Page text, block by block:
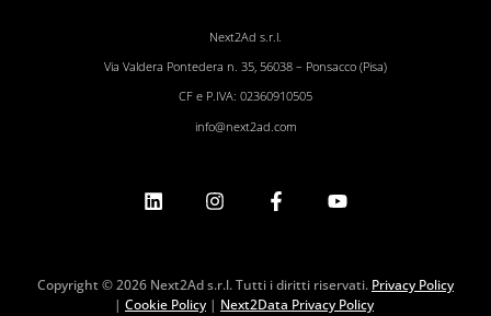
Next2Ad s.r.l.
Via Valdera Pontedera n. 35, 56038 – Ponsacco (Pisa)
CF e P.IVA: 02360910505
info@next2ad.com
Copyright © 2026 Next2Ad s.r.l. Tutti i diritti riservati. Privacy Policy
| Cookie Policy | Next2Data Privacy Policy